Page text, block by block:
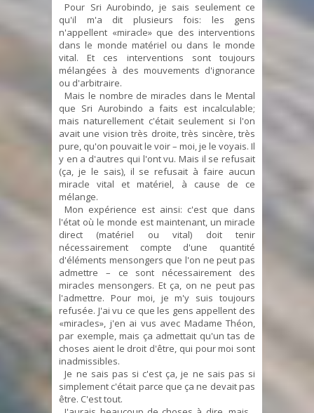
Pour Sri Aurobindo, je sais seulement ce
qu'il m'a dit plusieurs fois: les gens
n'appellent «miracle» que des interventions
dans le monde matériel ou dans le monde
vital. Et ces interventions sont toujours
mélangées à des mouvements d'ignorance
ou d'arbitraire.
Mais le nombre de miracles dans le Mental
que Sri Aurobindo a faits est incalculable;
mais naturellement c'était seulement si l'on
avait une vision très droite, très sincère, très
pure, qu'on pouvait le voir – moi, je le voyais. Il
y en a d'autres qui l'ont vu. Mais il se refusait
(ça, je le sais), il se refusait à faire aucun
miracle vital et matériel, à cause de ce
mélange.
Mon expérience est ainsi: c'est que dans
l'état où le monde est maintenant, un miracle
direct (matériel ou vital) doit tenir
nécessairement compte d'une quantité
d'éléments mensongers que l'on ne peut pas
admettre – ce sont nécessairement des
miracles mensongers. Et ça, on ne peut pas
l'admettre. Pour moi, je m'y suis toujours
refusée. J'ai vu ce que les gens appellent des
«miracles», j'en ai vus avec Madame Théon,
par exemple, mais ça admettait qu'un tas de
choses aient le droit d'être, qui pour moi sont
inadmissibles.
Je ne sais pas si c'est ça, je ne sais pas si
simplement c'était parce que ça ne devait pas
être. C'est tout.